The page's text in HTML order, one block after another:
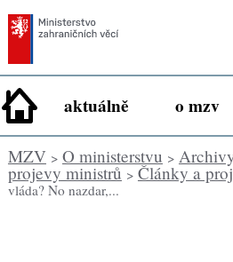
aktuálně o mzv
MZV> O ministerstvu >
projevy ministrů > Články a
vláda? No nazdar,...